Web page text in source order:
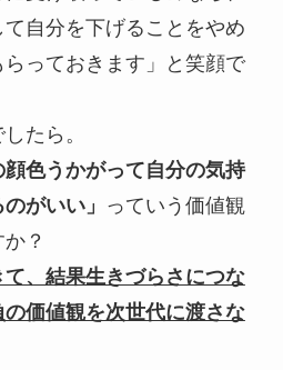
自分を下げることをやめ
っておきます」と笑顔で
たら。
顔色うかがって自分の気持
がいい」 っていう価値観
？
、結果生きづらさにつな
価値観を次世代に渡さな